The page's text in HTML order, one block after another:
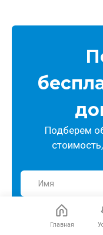
Подберем
Имя
Телефон
Главная